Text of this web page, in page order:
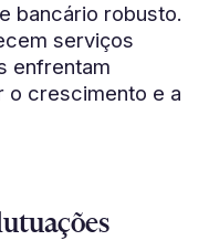
bancário robusto.
serviços
enfrentam
o crescimento e a